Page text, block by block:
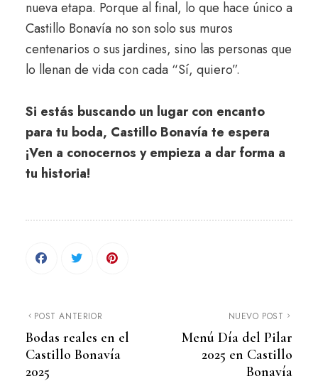
nueva etapa. Porque al final, lo que hace único a
Castillo Bonavía no son solo sus muros
centenarios o sus jardines, sino las personas que
lo llenan de vida con cada “Sí, quiero”.
Si estás buscando un lugar con encanto
para tu boda, Castillo Bonavía te espera
¡Ven a conocernos y empieza a dar forma a
tu historia!
POST ANTERIOR
Bodas reales en el
Castillo Bonavía
2025
NUEVO POST
Menú Día del Pilar
2025 en Castillo
Bonavía